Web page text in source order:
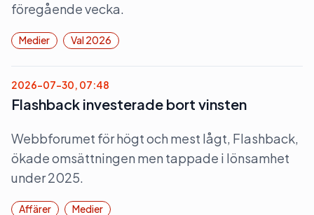
föregående vecka.
Medier Val 2026
2026-07-30, 07:48
Flashback investerade bort vinsten
Webbforumet för högt och mest lågt, Flashback,
ökade omsättningen men tappade i lönsamhet
under 2025.
Affärer Medier